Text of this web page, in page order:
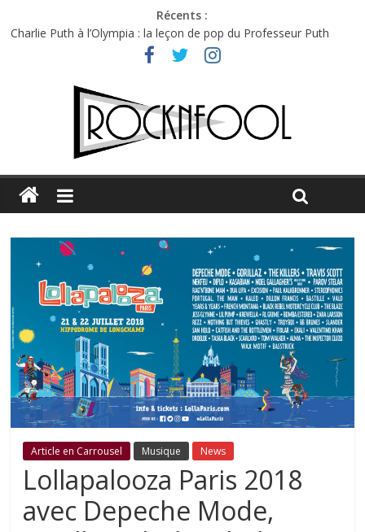
Récents :
Charlie Puth à l’Olympia : la leçon de pop du Professeur Puth
Festival Triptyque : un nouveau festival de musique indépendant
Hellfest 2026 vendredi : température et émotions en hausse
Hellfest 2026 jeudi : impossible de choisir entre chaleur et bonne
Première édition du Midgard Festival : entre bière, métal et
Article en Carrousel Musique News
Lollapalooza Paris 2018
avec Depeche Mode,